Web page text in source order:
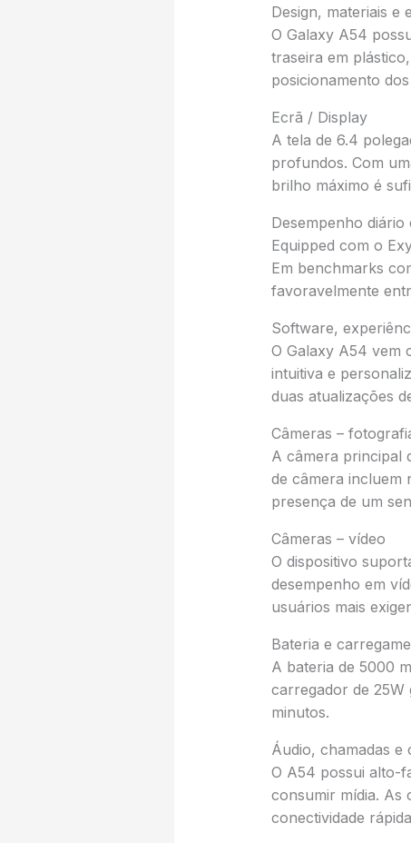
Design, materiais e
O Galaxy A54
traseira em
posicionamento
Ecrã / Display
A tela de 6.4
profundos. Com
brilho máximo é
Desempenho
Equipped com o
Em benchmarks
favoravelmente
Software,
O Galaxy A54 vem
intuitiva e
duas atualizações
Câmeras –
A câmera principal
de câmera incluem
presença de um
Câmeras – vídeo
O dispositivo
desempenho em
usuários mais
Bateria e
A bateria de 5000
carregador de 25W
minutos.
Áudio, chamadas e
O A54 possui alto-
consumir mídia. As
conectividade